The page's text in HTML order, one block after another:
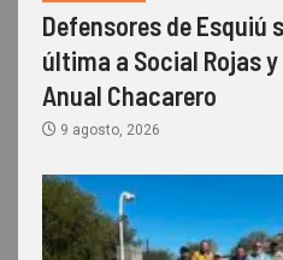
Defensores de Esquiú
última a Social Rojas
Anual Chacarero
9 agosto, 2026